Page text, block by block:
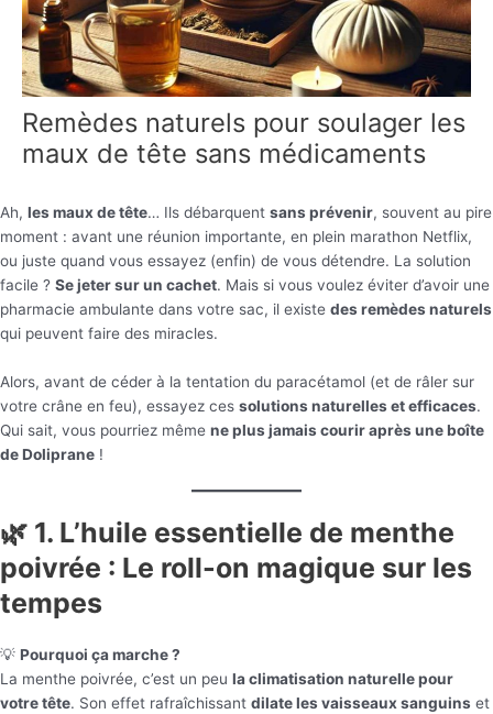
Remèdes naturels pour soulager les
maux de tête sans médicaments
Ah, les maux de tête… Ils débarquent sans prévenir, souvent au pire
moment : avant une réunion importante, en plein marathon Netflix,
ou juste quand vous essayez (enfin) de vous détendre. La solution
facile ? Se jeter sur un cachet. Mais si vous voulez éviter d’avoir une
pharmacie ambulante dans votre sac, il existe des remèdes naturels
qui peuvent faire des miracles.
Alors, avant de céder à la tentation du paracétamol (et de râler sur
votre crâne en feu), essayez ces solutions naturelles et efficaces.
Qui sait, vous pourriez même ne plus jamais courir après une boîte
de Doliprane !
🌿 1. L’huile essentielle de menthe
poivrée : Le roll-on magique sur les
tempes
💡 Pourquoi ça marche ?
La menthe poivrée, c’est un peu la climatisation naturelle pour
votre tête. Son effet rafraîchissant dilate les vaisseaux sanguins et